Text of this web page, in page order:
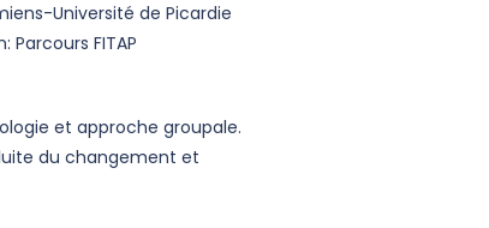
Université de Picardie
FITAP
et approche groupale.
du changement et